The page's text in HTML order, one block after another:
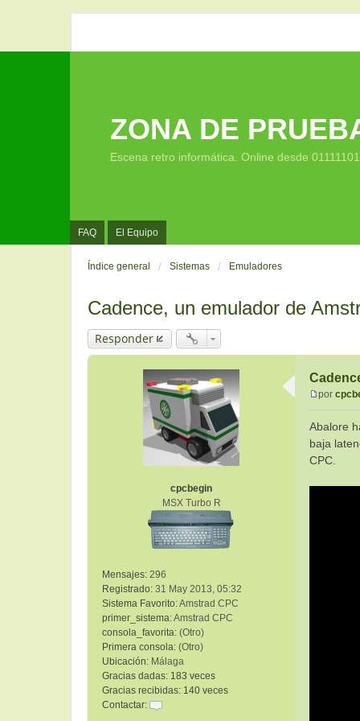
FAQ El Equipo
ZONA DE
Escena retro informática. Online desde
Índice general Sistemas Emuladores
Cadence, un emulador de
Responder
cpcbegin
MSX Turbo R
Mensajes: 296
Registrado: 31 May 2013, 05:32
Sistema Favorito:Amstrad CPC
primer_sistema:Amstrad CPC
consola_favorita: (Otro)
Primera consola: (Otro)
Ubicación: Málaga
Gracias dadas: 183 veces
Gracias recibidas: 140 veces
Contactar:
n
s
a
por
Abalore
baja
CPC.